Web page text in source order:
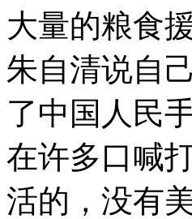
大量的粮食
朱自清说自
了中国人民
在许多口喊
活的，没有